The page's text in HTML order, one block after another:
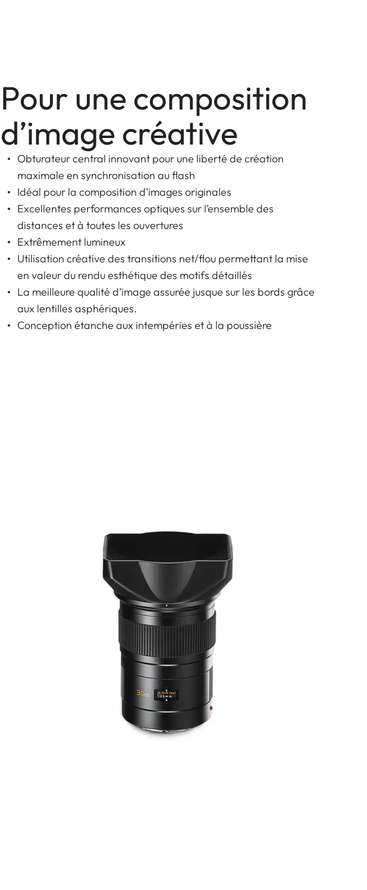
Pour une composition
d’image créative
Obturateur central innovant pour une liberté de création
maximale en synchronisation au flash
Idéal pour la composition d’images originales
Excellentes performances optiques sur l’ensemble des
distances et à toutes les ouvertures
Extrêmement lumineux
Utilisation créative des transitions net/flou permettant la mise
en valeur du rendu esthétique des motifs détaillés
La meilleure qualité d’image assurée jusque sur les bords grâce
aux lentilles asphériques.
Conception étanche aux intempéries et à la poussière